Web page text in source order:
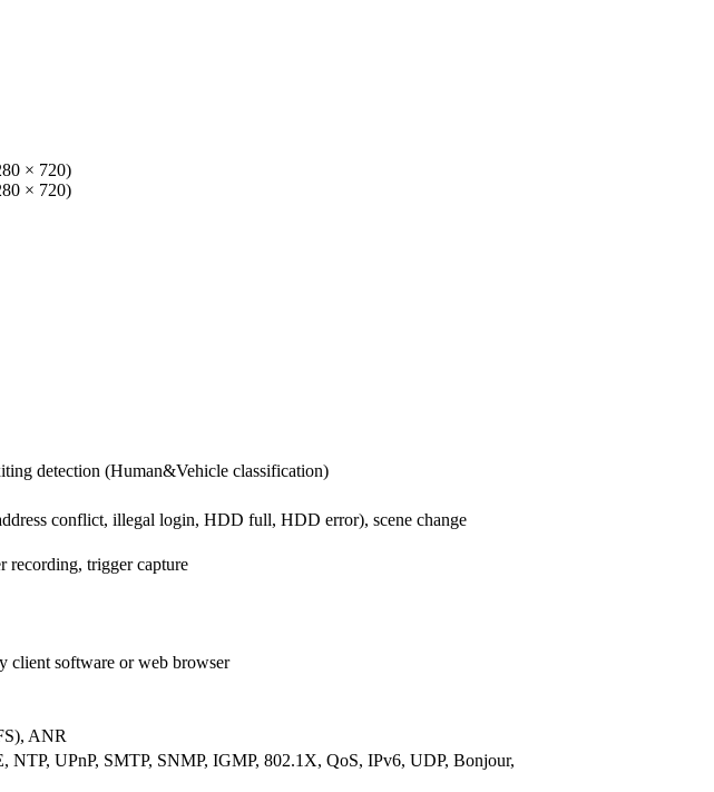
× 720)
× 720)
detection (Human&Vehicle classification)
conflict, illegal login, HDD full, HDD error), scene change
recording, trigger capture
client software or web browser
ANR
UPnP, SMTP, SNMP, IGMP, 802.1X, QoS, IPv6, UDP, Bonjour,